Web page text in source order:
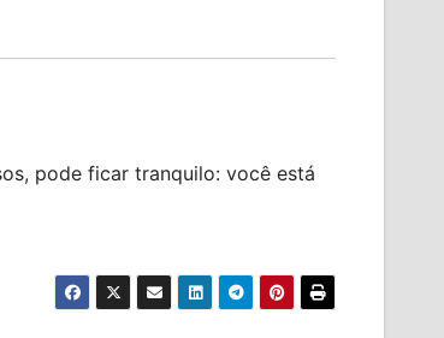
pode ficar tranquilo: você está